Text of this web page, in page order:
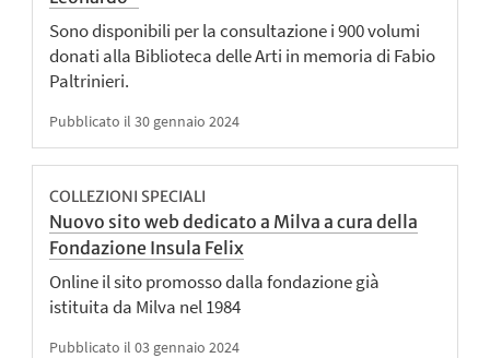
Sono disponibili per la consultazione i 900 volumi
donati alla Biblioteca delle Arti in memoria di Fabio
Paltrinieri.
Pubblicato il 30 gennaio 2024
COLLEZIONI SPECIALI
Nuovo sito web dedicato a Milva a cura della
Fondazione Insula Felix
Online il sito promosso dalla fondazione già
istituita da Milva nel 1984
Pubblicato il 03 gennaio 2024